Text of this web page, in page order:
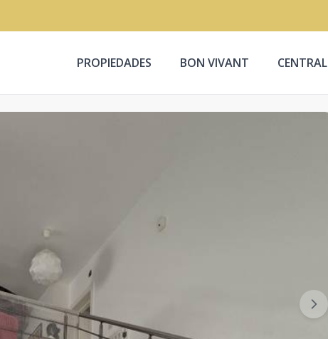
PROPIEDADES BON VIVANT CENTRAL